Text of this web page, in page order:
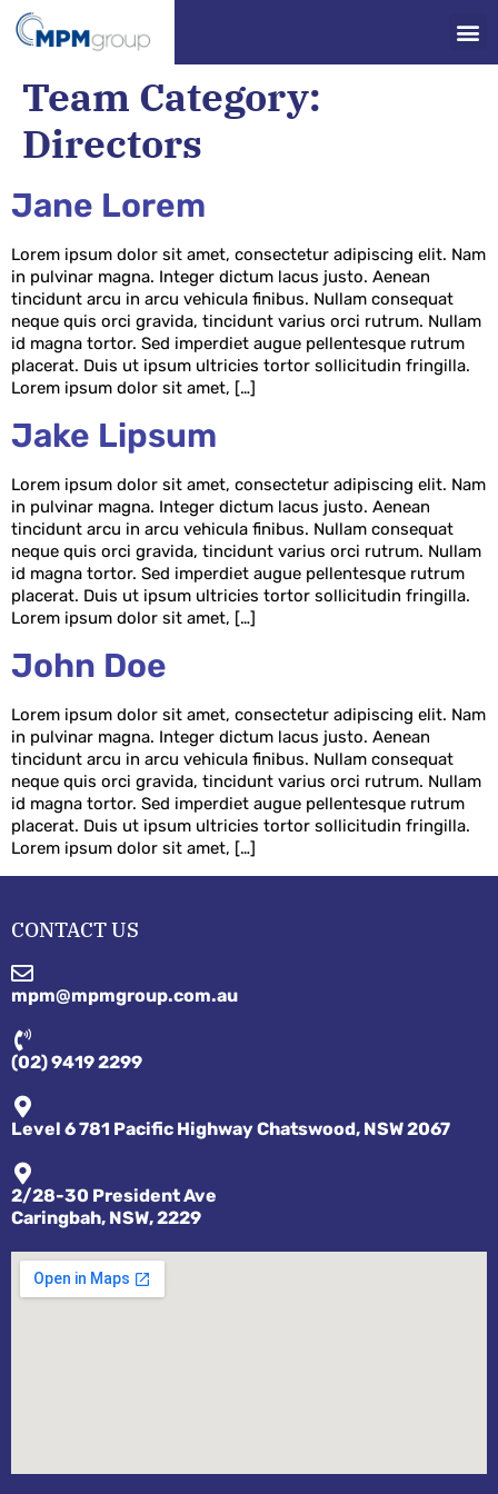
Team Category:
Directors
Jane Lorem
Lorem ipsum dolor sit amet, consectetur adipiscing elit. Nam
in pulvinar magna. Integer dictum lacus justo. Aenean
tincidunt arcu in arcu vehicula finibus. Nullam consequat
neque quis orci gravida, tincidunt varius orci rutrum. Nullam
id magna tortor. Sed imperdiet augue pellentesque rutrum
placerat. Duis ut ipsum ultricies tortor sollicitudin fringilla.
Lorem ipsum dolor sit amet, […]
Jake Lipsum
Lorem ipsum dolor sit amet, consectetur adipiscing elit. Nam
in pulvinar magna. Integer dictum lacus justo. Aenean
tincidunt arcu in arcu vehicula finibus. Nullam consequat
neque quis orci gravida, tincidunt varius orci rutrum. Nullam
id magna tortor. Sed imperdiet augue pellentesque rutrum
placerat. Duis ut ipsum ultricies tortor sollicitudin fringilla.
Lorem ipsum dolor sit amet, […]
John Doe
Lorem ipsum dolor sit amet, consectetur adipiscing elit. Nam
in pulvinar magna. Integer dictum lacus justo. Aenean
tincidunt arcu in arcu vehicula finibus. Nullam consequat
neque quis orci gravida, tincidunt varius orci rutrum. Nullam
id magna tortor. Sed imperdiet augue pellentesque rutrum
placerat. Duis ut ipsum ultricies tortor sollicitudin fringilla.
Lorem ipsum dolor sit amet, […]
CONTACT US
mpm@mpmgroup.com.au
(02) 9419 2299
Level 6 781 Pacific Highway Chatswood, NSW 2067
2/28-30 President Ave
Caringbah, NSW, 2229